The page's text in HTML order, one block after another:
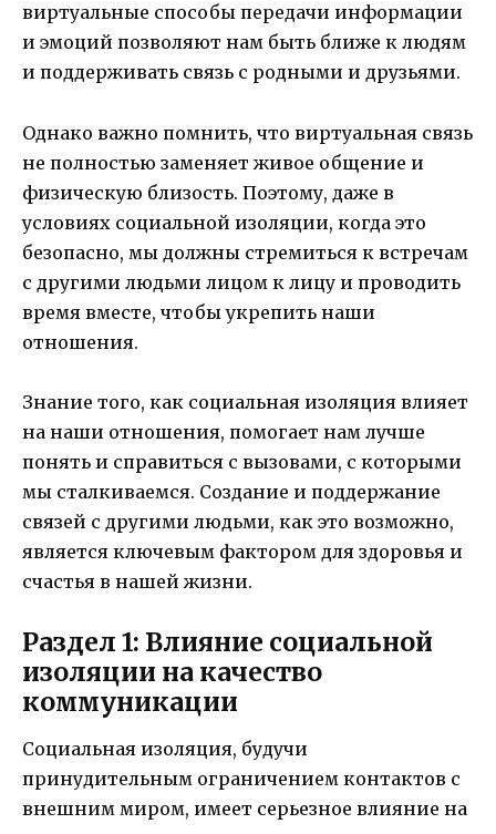
виртуальные способы передачи информации
и эмоций позволяют нам быть ближе к людям
и поддерживать связь с родными и друзьями.
Однако важно помнить, что виртуальная связь
не полностью заменяет живое общение и
физическую близость. Поэтому, даже в
условиях социальной изоляции, когда это
безопасно, мы должны стремиться к встречам
с другими людьми лицом к лицу и проводить
время вместе, чтобы укрепить наши
отношения.
Знание того, как социальная изоляция влияет
на наши отношения, помогает нам лучше
понять и справиться с вызовами, с которыми
мы сталкиваемся. Создание и поддержание
связей с другими людьми, как это возможно,
является ключевым фактором для здоровья и
счастья в нашей жизни.
Раздел 1: Влияние социальной
изоляции на качество
коммуникации
Социальная изоляция, будучи
принудительным ограничением контактов с
внешним миром, имеет серьезное влияние на